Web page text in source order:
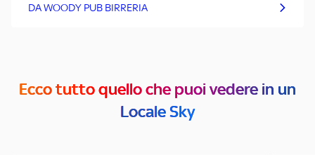
DA WOODY PUB BIRRERIA
Ecco tutto quello che puoi vedere in un
Locale Sky